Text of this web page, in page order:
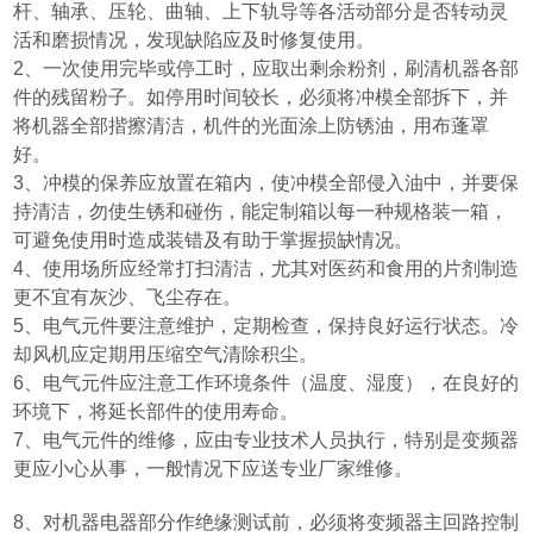
杆、轴承、压轮、曲轴、上下轨导等各活动部分是否转动灵
活和磨损情况，发现缺陷应及时修复使用。
2 、一次使用完毕或停工时，应取出剩余粉剂，刷清机器各部
件的残留粉子。如停用时间较长，必须将冲模全部拆下，并
将机器全部揩擦清洁，机件的光面涂上防锈油，用布蓬罩
好。
3 、冲模的保养应放置在箱内，使冲模全部侵入油中，并要保
持清洁，勿使生锈和碰伤，能定制箱以每一种规格装一箱，
可避免使用时造成装错及有助于掌握损缺情况。
4 、使用场所应经常打扫清洁，尤其对医药和食用的片剂制造
更不宜有灰沙、飞尘存在。
5 、电气元件要注意维护，定期检查，保持良好运行状态。冷
却风机应定期用压缩空气清除积尘。
6 、电气元件应注意工作环境条件 （温度、湿度）
，在良好的
环境下，将延长部件的使用寿命。
7 、电气元件的维修，应由专业技术人员执行，特别是变频器
更应小心从事，一般情况下应送专业厂家维修。
8 、对机器电器部分作绝缘测试前，必须将变频器主回路控制